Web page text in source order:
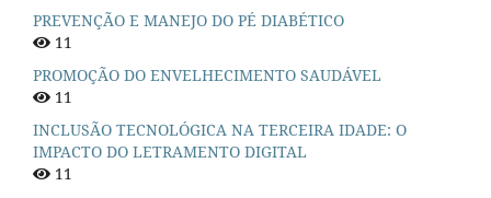
PREVENÇÃO E MANEJO DO PÉ DIABÉTICO
11
PROMOÇÃO DO ENVELHECIMENTO SAUDÁVEL
11
INCLUSÃO TECNOLÓGICA NA TERCEIRA IDADE: O
IMPACTO DO LETRAMENTO DIGITAL
11